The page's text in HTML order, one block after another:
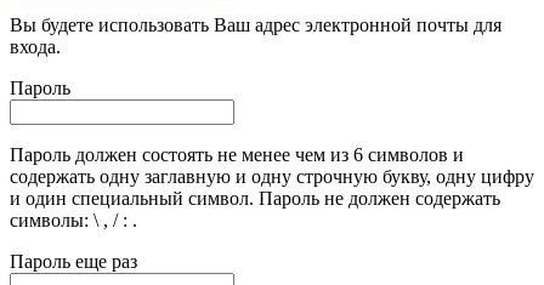
Вы будете использовать Ваш адрес электронной почты для
входа.
Пароль
Пароль должен состоять не менее чем из 6 символов и
содержать одну заглавную и одну строчную букву, одну цифру
и один специальный символ. Пароль не должен содержать
символы: \ , / : .
Пароль еще раз